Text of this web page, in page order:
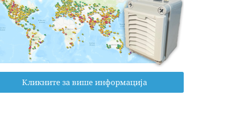
Кликните за више информација